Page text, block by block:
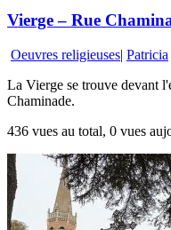
Vierge – Rue
Oeuvres religieuses| Patricia
La Vierge se trouve devant
Chaminade.
436 vues au total, 0 vues